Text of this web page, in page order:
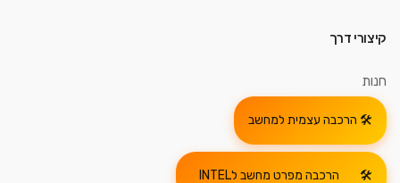
קיצורי דרך
חנות
הרכבה עצמית למחשב
הרכבה מפרט מחשב לINTEL